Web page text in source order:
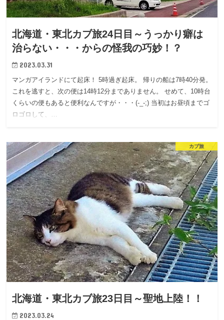
北海道・東北カブ旅24日目～うっかり癖は
治らない・・・からの怪我の巧妙！？
2023.03.31
マンガアイランドにて起床！ 5時過ぎ起床。 帰りの船は7時40分発。
これを逃すと、次の便は14時12分までありません。 せめて、10時台
くらいの便もあると便利なんですが・・・(-_-;) 当初はお昼頃までゴ
ロゴロして、…
カブ旅
北海道・東北カブ旅23日目～聖地上陸！！
2023.03.24